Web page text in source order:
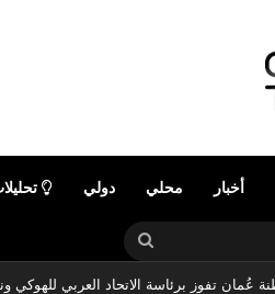
أخبار محلي دولي
بحث
عن